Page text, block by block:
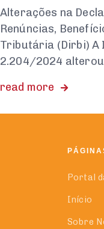
Alterações na
Renúncias,
Tributária (Dirbi) A
2.204/2024 alterou
read more
Portal
Início
Sobre